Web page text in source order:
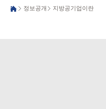
정보공개 지방공기업이란